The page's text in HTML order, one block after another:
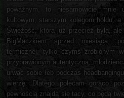
poważnym, to niesamowicie mnie
kultowym, starszym kolegom hołdu,
Świeżość, która już przecież była,
BigMaczkiem sprzed miesiąca,
termicznej, tylko czymś zrobionym
przyprawionym autentyczną,
urwać sobie łeb podczas
wierzę. Dlatego polecam gorąco
pewnością znajdą się tacy, co będą